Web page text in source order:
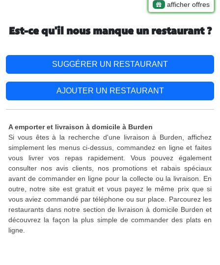
afficher offres
Est-ce qu'il nous manque un restaurant ?
SUGGÉRER UN RESTAURANT
AJOUTER UN RESTAURANT
A emporter et livraison à domicile à Burden
Si vous êtes à la recherche d'une livraison à Burden, affichez
simplement les menus ci-dessus, commandez en ligne et faites
vous livrer vos repas rapidement. Vous pouvez également
consulter nos avis clients, nos promotions et rabais spéciaux
avant de commander en ligne pour la collecte ou la livraison. En
outre, notre site est gratuit et vous payez le même prix que si
vous aviez commandé par téléphone ou sur place. Parcourez les
restaurants dans notre section de livraison à domicile Burden et
découvrez la façon la plus simple de commander des plats en
ligne.